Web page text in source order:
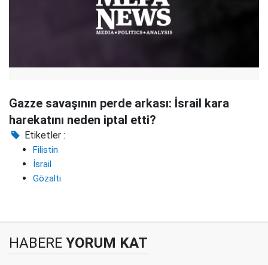
Gazze savaşının perde arkası: İsrail kara
harekatını neden iptal etti?
Etiketler :
Filistin
İsrail
Gözaltı
HABERE YORUM KAT